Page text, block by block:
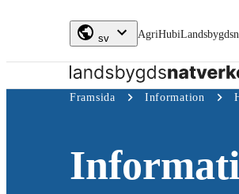
sv AgriHubi
Klimat-
och
Framsida Information